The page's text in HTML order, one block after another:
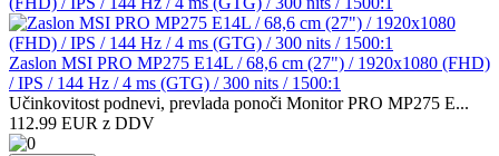
Zaslon MSI PRO MP275 E14L / 68,6 cm (27") / 1920x1080 (FHD)
/ IPS / 144 Hz / 4 ms (GTG) / 300 nits / 1500:1
Učinkovitost podnevi, prevlada ponoči Monitor PRO MP275 E...
112.99 EUR z DDV